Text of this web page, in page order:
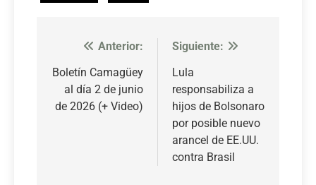
Navegación
de
entradas
Anterior:
Boletín Camagüey
al día 2 de junio
de 2026 (+ Video)
Siguiente:
Lula
responsabiliza a
hijos de Bolsonaro
por posible nuevo
arancel de EE.UU.
contra Brasil